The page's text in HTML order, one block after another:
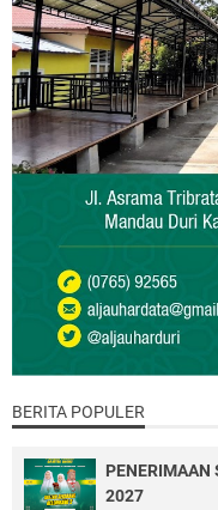
BERITA POPULER
PENERIMAAN
2027